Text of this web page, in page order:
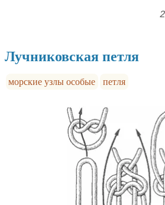
Лучниковская петля
морские узлы особые петля